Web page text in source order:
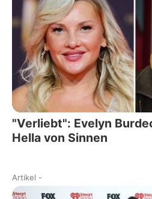
"Verliebt": Evelyn
Hella von Sinnen
Artikel -